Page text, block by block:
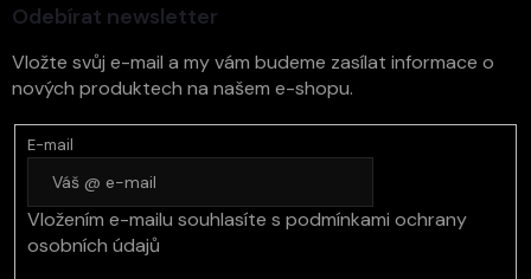
Odebírat newsletter
Vložte svůj e-mail a my vám budeme zasílat informace o
nových produktech na našem e-shopu.
E-mail
Vložením e-mailu souhlasíte s podmínkami ochrany
osobních údajů